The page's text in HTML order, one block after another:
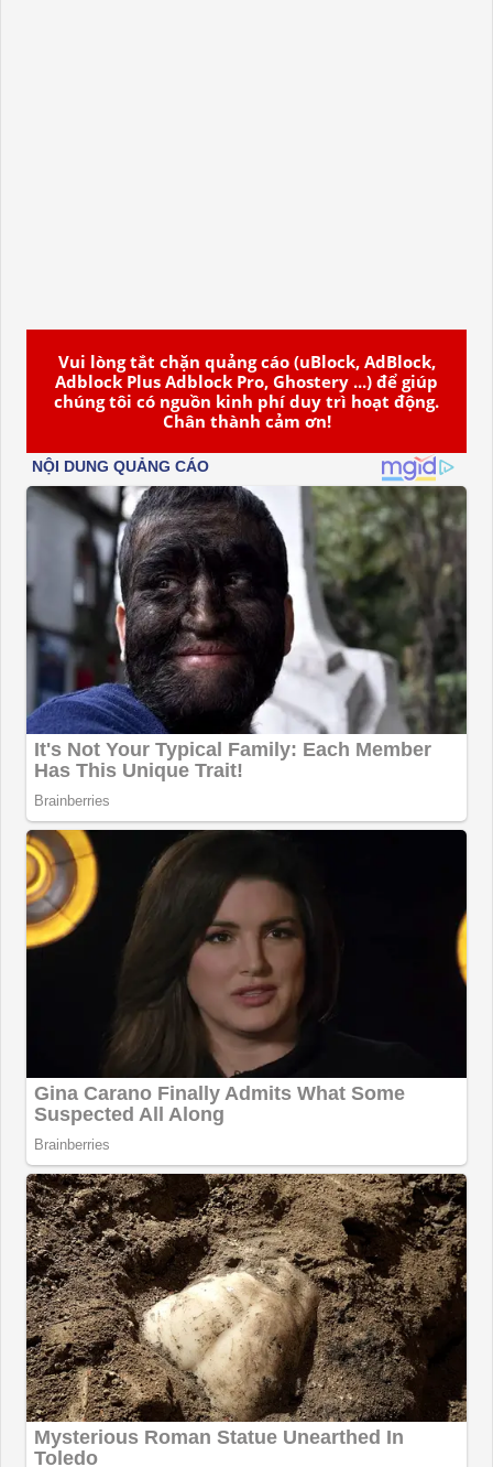
Vui lòng tắt chặn quảng cáo (uBlock, AdBlock,
Adblock Plus Adblock Pro, Ghostery ...) để giúp
chúng tôi có nguồn kinh phí duy trì hoạt động.
Chân thành cảm ơn!